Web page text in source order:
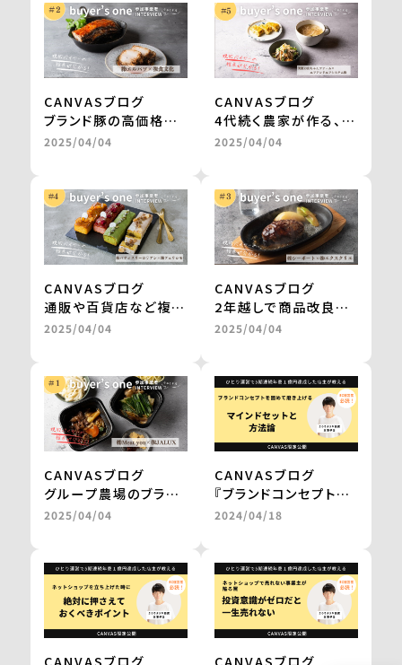
CANVASブログ
ブランド豚の高価格帯
ギフトが、お取り寄せグ
の開発も進行中
＜from buyer’s
one＞
2025/04/04
CANVASブログ
4代続く農家が作る、無
農薬栽培・天日干しの
～600食を継続販売
＜from buyer’s
one＞
2025/04/04
CANVASブログ
通販や百貨店など複数
社との商品開発が一気
拡大を実現 ＜from
buyer’s one＞
2025/04/04
CANVASブログ
2年越しで商品改良に
取り組み、百貨店のギ
実現 ＜from
buyer’s one＞
2025/04/04
CANVASブログ
グループ農場のブラン
ド和牛を、レンジアップ
百貨店やJALの通販で
の販売を実現
＜from buyer’s
one＞
2025/04/04
CANVASブログ
『ブランドコンセプトを
固めて磨き上げる
by 三浦卓也氏
2024/04/18
CANVASブログ CANVASブログ